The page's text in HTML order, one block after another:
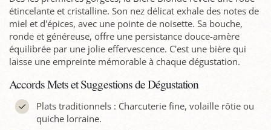
étincelante et cristalline. Son nez délicat exhale des notes de
miel et d'épices, avec une pointe de noisette. Sa bouche,
ronde et généreuse, offre une persistance douce-amère
équilibrée par une jolie effervescence. C'est une bière qui
laisse une empreinte mémorable à chaque dégustation.
Accords Mets et Suggestions de Dégustation
Plats traditionnels : Charcuterie fine, volaille rôtie ou
quiche lorraine.